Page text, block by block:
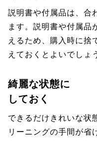
説明書や付属品は、合
ます。説明書や付属品
えるため、購入時に捨
えておくとよいでしょ
綺麗な状態に
しておく
できるだけきれいな状
リーニングの手間が省